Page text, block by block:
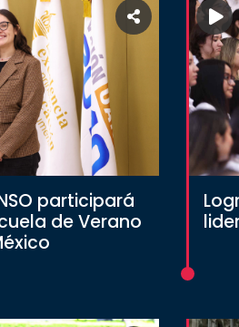
participará
de Verano